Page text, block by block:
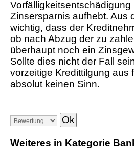
Vorfälligkeitsentschädigung
Zinsersparnis aufhebt. Aus
wichtig, dass der
ob nach Abzug der zu
überhaupt noch ein
Sollte dies nicht der Fall
vorzeitige Kredittilgung aus
absolut keinen Sinn.
Weiteres in Kategorie